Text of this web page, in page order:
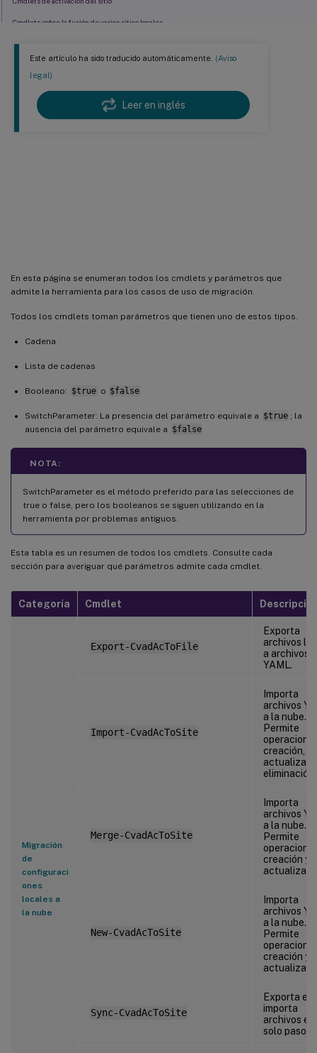
Este artículo ha sido traducido automáticamente. (Aviso
legal)
Leer en inglés
En esta página se enumeran todos los cmdlets y parámetros que
admite la herramienta para los casos de uso de migración.
Todos los cmdlets toman parámetros que tienen uno de estos tipos.
Cadena
Lista de cadenas
Booleano: $true o $false
SwitchParameter: La presencia del parámetro equivale a $true ; la
ausencia del parámetro equivale a $false
NOTA:
SwitchParameter es el método preferido para las selecciones de
true o false, pero los booleanos se siguen utilizando en la
herramienta por problemas antiguos.
Esta tabla es un resumen de todos los cmdlets. Consulte cada
sección para averiguar qué parámetros admite cada cmdlet.
Categoría Cmdlet
Migración
de
configuraci
ones
locales a
la nube
Export-CvadAcToFile
Exporta
archivos
a archivos
YAML.
Import-CvadAcToSite
Importa
archivos
a la nube.
Permite
creación,
eliminación.
Merge-CvadAcToSite
Importa
archivos
a la nube.
Permite
creación y
New-CvadAcToSite
Importa
archivos
a la nube.
Permite
creación y
Sync-CvadAcToSite
Exporta e
importa
archivos en
solo paso.
Cmdlets sobre la fusión de varios sitios locales
Parámetros genéricos